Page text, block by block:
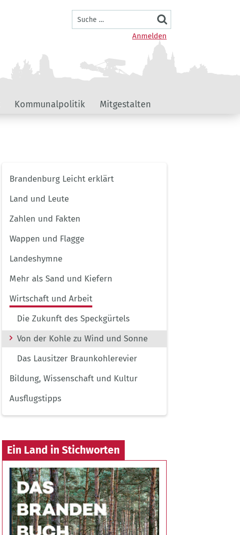
Benutzermenü
Anmelden
Suche
Kommunalpolitik Mitgestalten
Unternavigation
Themenportal
Brandenburg
Brandenburg Leicht erklärt
Land und Leute
Zahlen und Fakten
Wappen und Flagge
Landeshymne
Mehr als Sand und Kiefern
Wirtschaft und Arbeit
Die Zukunft des Speckgürtels
Von der Kohle zu Wind und Sonne
Das Lausitzer Braunkohlerevier
Bildung, Wissenschaft und Kultur
Ausflugstipps
Ein Land in Stichworten